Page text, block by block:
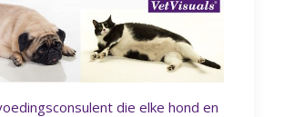
die elke hond en